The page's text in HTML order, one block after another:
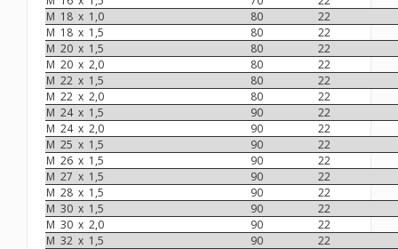
M 18 x 1,0
80
22
M 18 x 1,5
80
22
M 20 x 1,5
80
22
M 20 x 2,0
80
22
M 22 x 1,5
80
22
M 22 x 2,0
80
22
M 24 x 1,5
90
22
M 24 x 2,0
90
22
M 25 x 1,5
90
22
M 26 x 1,5
90
22
M 27 x 1,5
90
22
M 28 x 1,5
90
22
M 30 x 1,5
90
22
M 30 x 2,0
90
22
M 32 x 1,5
90 22